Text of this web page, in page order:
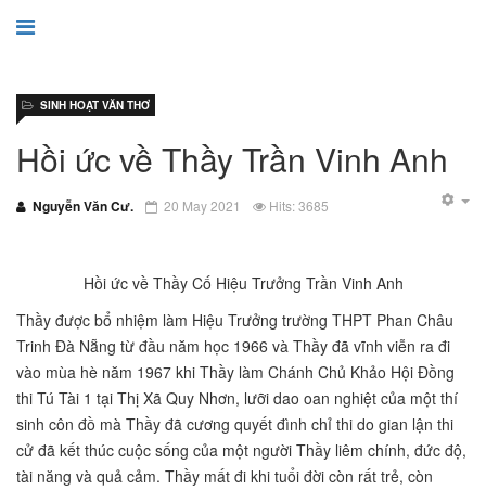
Hồi ức về Thầy Trần Vinh Anh
Nguyễn Văn Cư.
SINH HOẠT VĂN THƠ
20 May 2021 Hits: 3685
Hồi ức về Thầy Cố Hiệu Trưởng Trần Vinh Anh
Thầy được bổ nhiệm làm Hiệu Trưởng trường THPT Phan Châu
Trinh Đà Nẵng từ đầu năm học 1966 và Thầy đã vĩnh viễn ra đi
vào mùa hè năm 1967 khi Thầy làm Chánh Chủ Khảo Hội Đồng
thi Tú Tài 1 tại Thị Xã Quy Nhơn, lưỡi dao oan nghiệt của một thí
sinh côn đồ mà Thầy đã cương quyết đình chỉ thi do gian lận thi
cử đã kết thúc cuộc sống của một người Thầy liêm chính, đức độ,
tài năng và quả cảm. Thầy mất đi khi tuổi đời còn rất trẻ, còn